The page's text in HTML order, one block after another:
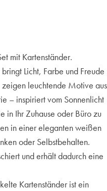
mit Kartenständer.
Licht, Farbe und Freude
leuchtende Motive aus
– inspiriert vom Sonnenlicht
in Ihr Zuhause oder Büro zu
in einer eleganten weißen
oder Selbstbehalten.
und erhält dadurch eine
Kartenständer ist ein